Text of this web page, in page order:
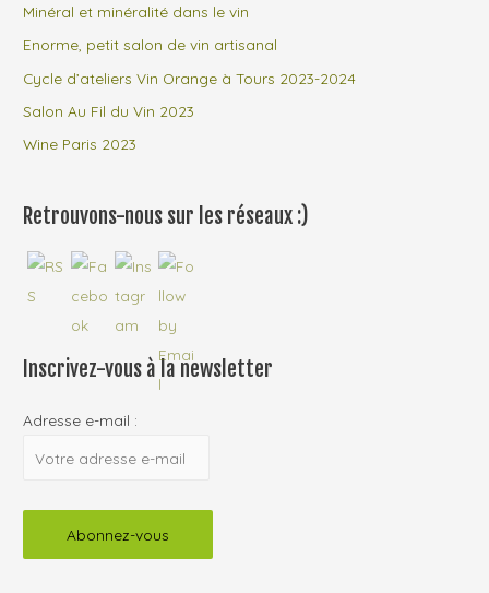
:
Minéral et minéralité dans le vin
Enorme, petit salon de vin artisanal
Cycle d’ateliers Vin Orange à Tours 2023-2024
Salon Au Fil du Vin 2023
Wine Paris 2023
Retrouvons-nous sur les réseaux :)
Inscrivez-vous à la newsletter
Adresse e-mail :